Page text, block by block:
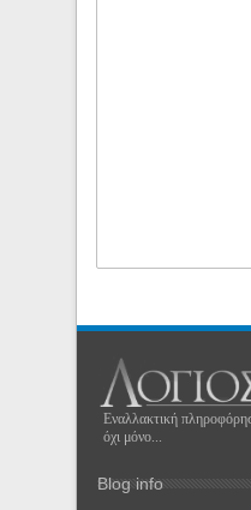
Εναλλακτική
όχι μόνο...
Blog info